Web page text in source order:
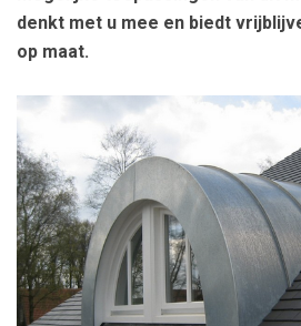
denkt met u mee en biedt
op maat.